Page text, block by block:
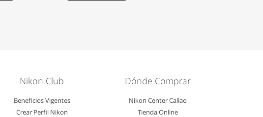
Nikon Club
Beneficios Vigentes
Crear Perfil Nikon
Dónde Comprar
Nikon Center Callao
Tienda Online